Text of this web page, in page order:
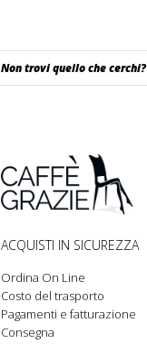
Non trovi quello che cerchi?
ACQUISTI IN SICUREZZA
Ordina On Line
Costo del trasporto
Pagamenti e fatturazione
Consegna